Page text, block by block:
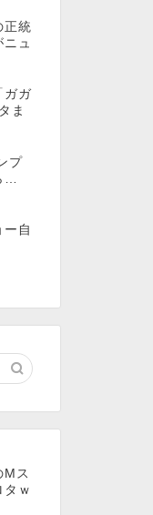
正統
ュ
ガガ
ま
プ
…
ー自
ス
ｗ